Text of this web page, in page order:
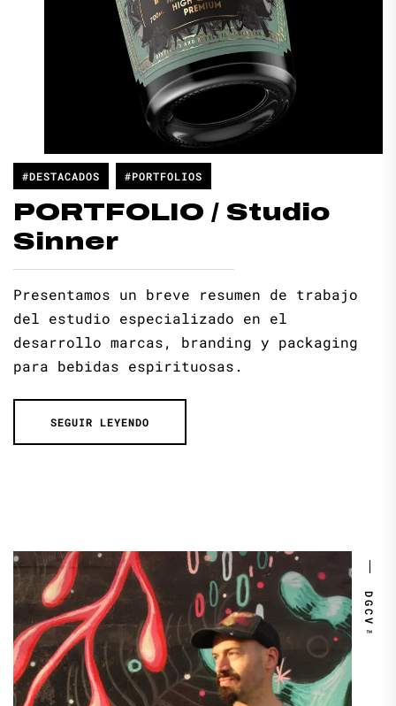
#DESTACADOS #PORTFOLIOS
PORTFOLIO / Studio
Sinner
Presentamos un breve resumen de trabajo
del estudio especializado en el
desarrollo marcas, branding y packaging
para bebidas espirituosas.
SEGUIR LEYENDO
DGCV™